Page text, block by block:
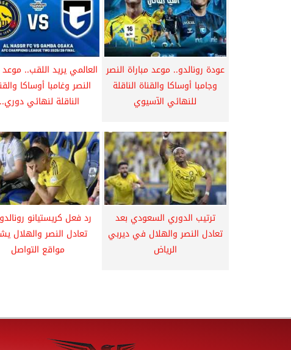
عودة رونالدو.. موعد مباراة النصر
وجامبا أوساكا والقناة الناقلة
للنهائي الآسيوي
العالمي يريد اللقب.. موعد
النصر وغامبا أوساكا
الناقلة لنهائي
ترتيب الدوري السعودي بعد
تعادل النصر والهلال في ديربي
الرياض
رد فعل كريستيانو
تعادل النصر والهلال
مواقع التواصل